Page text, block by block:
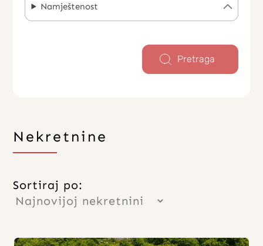
Pretraga
Namještenost
Nekretnine
Sortiraj po: